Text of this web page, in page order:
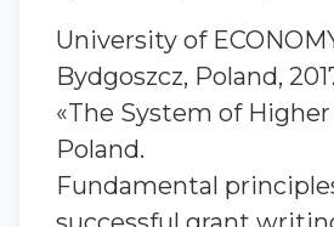
University of
Bydgoszcz, Poland,
«The System of
Poland.
Fundamental